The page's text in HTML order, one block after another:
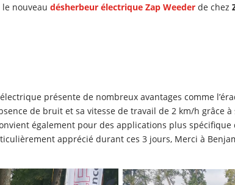
le nouveaudésherbeur électrique Zap Weeder de chez
présente de nombreux avantages comme
de bruit et sa vitesse de travail de 2 km/h
également pour des applications plus
apprécié durant ces 3 jours, Merci à